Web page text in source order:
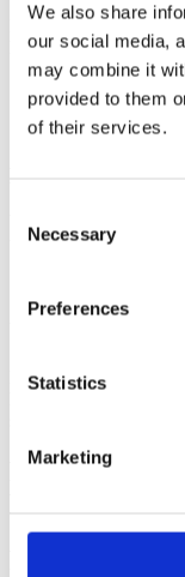
We also share
our social media,
may combine it
provided to them
of their services.
Selection
Necessary
Preferences
Statistics
Marketing
Idag är vi Sveriges
levererade vi på ema
Våra produkter är
utan i alla led – från
Efter 10 år och
har vi tillsammans
Relaterade
Relaterade